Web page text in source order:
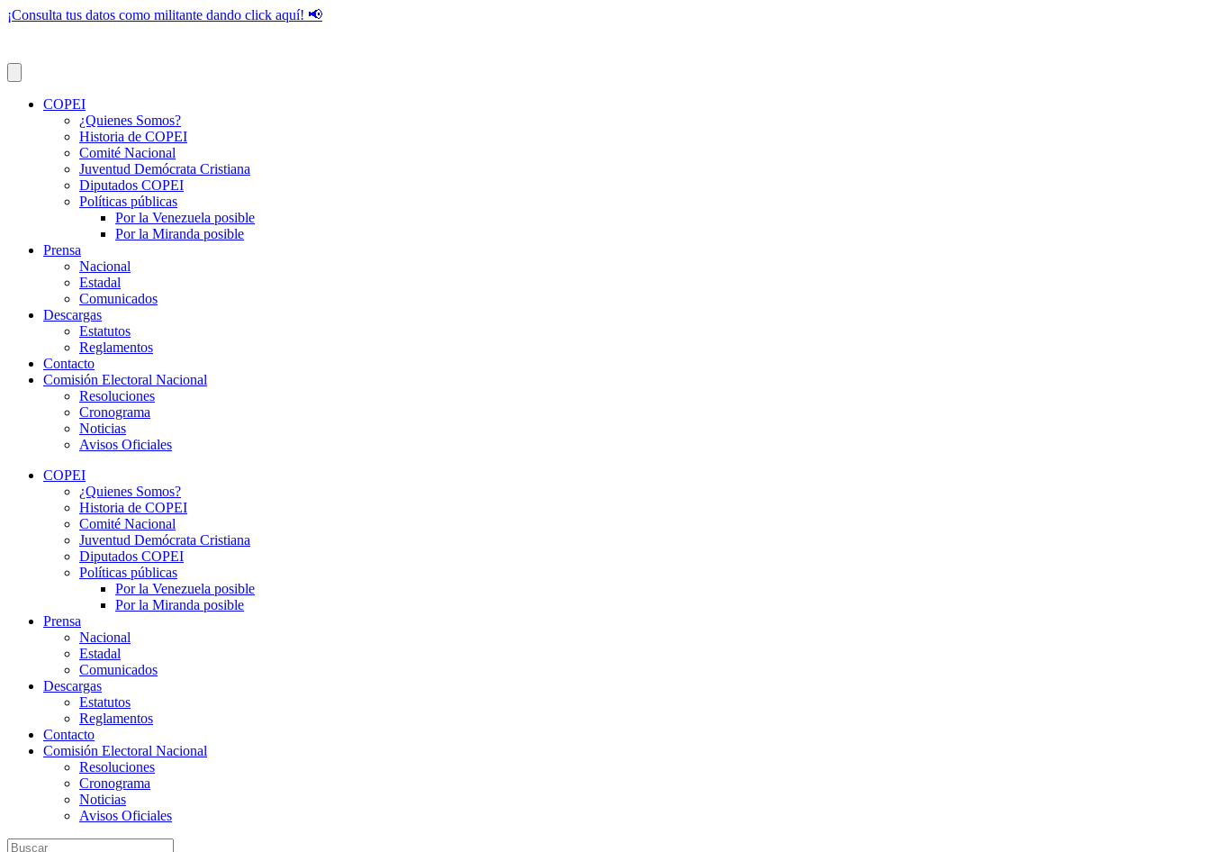
¡Consulta tus datos como militante dando click aquí! 📢
COPEI
¿Quienes Somos?
Historia de COPEI
Comité Nacional
Juventud Demócrata Cristiana
Diputados COPEI
Políticas públicas
Por la Venezuela posible
Por la Miranda posible
Prensa
Nacional
Estadal
Comunicados
Descargas
Estatutos
Reglamentos
Contacto
Comisión Electoral Nacional
Resoluciones
Cronograma
Noticias
Avisos Oficiales
COPEI
¿Quienes Somos?
Historia de COPEI
Comité Nacional
Juventud Demócrata Cristiana
Diputados COPEI
Políticas públicas
Por la Venezuela posible
Por la Miranda posible
Prensa
Nacional
Estadal
Comunicados
Descargas
Estatutos
Reglamentos
Contacto
Comisión Electoral Nacional
Resoluciones
Cronograma
Noticias
Avisos Oficiales